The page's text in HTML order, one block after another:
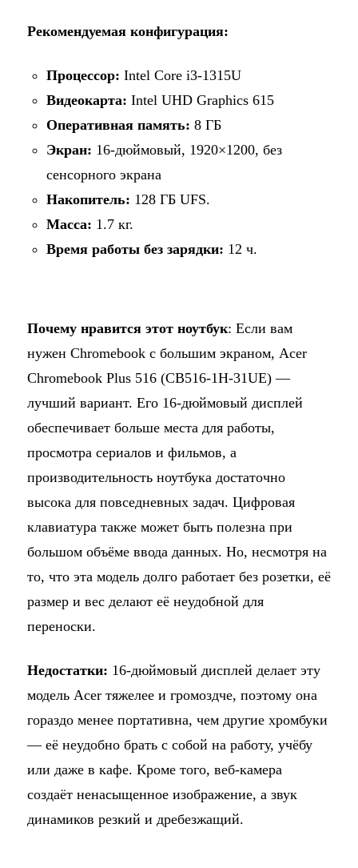
Рекомендуемая конфигурация:
Процессор: Intel Core i3-1315U
Видеокарта: Intel UHD Graphics 615
Оперативная память: 8 ГБ
Экран: 16-дюймовый, 1920×1200, без
сенсорного экрана
Накопитель: 128 ГБ UFS.
Масса: 1.7 кг.
Время работы без зарядки: 12 ч.
Почему нравится этот ноутбук: Если вам
нужен Chromebook с большим экраном, Acer
Chromebook Plus 516 (CB516-1H-31UE) —
лучший вариант. Его 16-дюймовый дисплей
обеспечивает больше места для работы,
просмотра сериалов и фильмов, а
производительность ноутбука достаточно
высока для повседневных задач. Цифровая
клавиатура также может быть полезна при
большом объёме ввода данных. Но, несмотря на
то, что эта модель долго работает без розетки, её
размер и вес делают её неудобной для
переноски.
Недостатки: 16-дюймовый дисплей делает эту
модель Acer тяжелее и громоздче, поэтому она
гораздо менее портативна, чем другие хромбуки
— её неудобно брать с собой на работу, учёбу
или даже в кафе. Кроме того, веб-камера
создаёт ненасыщенное изображение, а звук
динамиков резкий и дребезжащий.